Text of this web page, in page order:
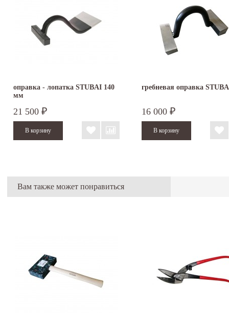
оправка - лопатка STUBAI 140
мм
21 500 ₽
гребневая оправка
16 000 ₽
Вам также может понравиться